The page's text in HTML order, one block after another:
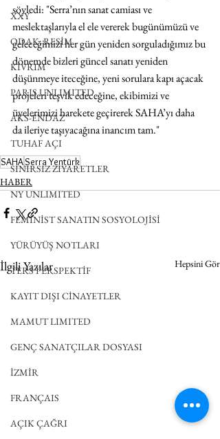
XXY
ODAK: RESİM
KIVRIM
PARIS UNLIMITED
AKS-ENDAZ
TUHAF AÇI
SINIRSIZ ZİYARETLER
NY UNLIMITED
FEMİNİST SANATIN SOSYOLOJİSİ
YÜRÜYÜŞ NOTLARI
TERS PERSPEKTİF
KAYIT DIŞI CİNAYETLER
MAMUT LIMITED
GENÇ SANATÇILAR DOSYASI
İZMİR
FRANÇAIS
AÇIK ÇAĞRI
söyledi: "Serra’nın sanat camiası ve
meslektaşlarıyla el ele vererek bugünümüzü ve
geleceğimizi her gün yeniden sorguladığımız bu
dönemde bizleri güncel sanatı yeniden
düşünmeye iteceğine, yeni sorulara kapı açacak
projeleri teşvik edeceğine, ekibimizi ve
üyelerimizi harekete geçirerek SAHA’yı daha
da ileriye taşıyacağına inancım tam."
SAHASerra Yentürk
HABER
İlgili Yazılar Hepsini Gör